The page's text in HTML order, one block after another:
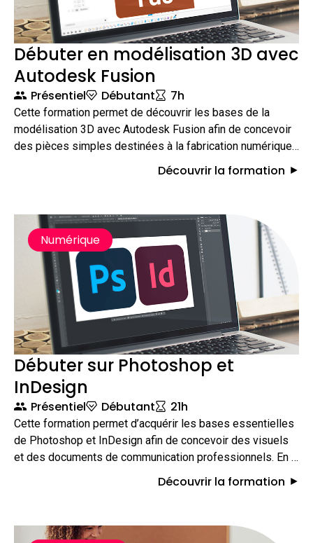
Débuter en modélisation 3D avec
Autodesk Fusion
Présentiel Débutant 7h
Cette formation permet de découvrir les bases de la
modélisation 3D avec Autodesk Fusion afin de concevoir
des pièces simples destinées à la fabrication numérique.
En une journée, les participants apprennent à créer des
découpe numérique.
Découvrir la formation
Numérique
Débuter sur Photoshop et
InDesign
Présentiel Débutant 21h
Cette formation permet d’acquérir les bases essentielles
de Photoshop et InDesign afin de concevoir des visuels
et des documents de communication professionnels. En 3
jours, les participants apprennent à retoucher des images,
Découvrir la formation